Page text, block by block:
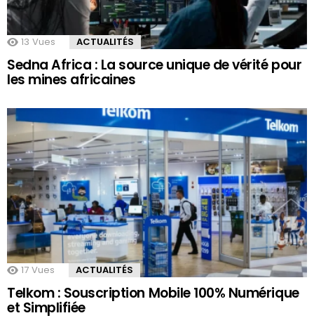
13 Vues ACTUALITÉS
Sedna Africa : La source unique de vérité pour
les mines africaines
17 Vues ACTUALITÉS
Telkom : Souscription Mobile 100% Numérique
et Simplifiée